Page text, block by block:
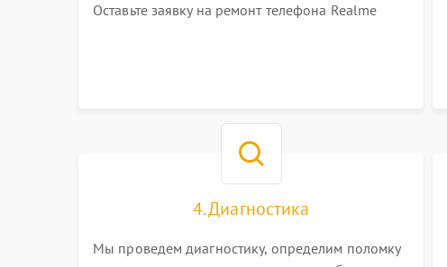
Оставьте заявку на ремонт телефона Realme
4. Диагностика
Мы проведем диагностику, определим поломку